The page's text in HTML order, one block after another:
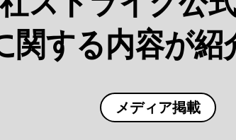
関する内容が紹
メディア掲載